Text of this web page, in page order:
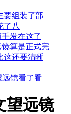
要组装了部
了八
发在这了
镜算是正式完
这还要清晰
远镜看了看
望远镜